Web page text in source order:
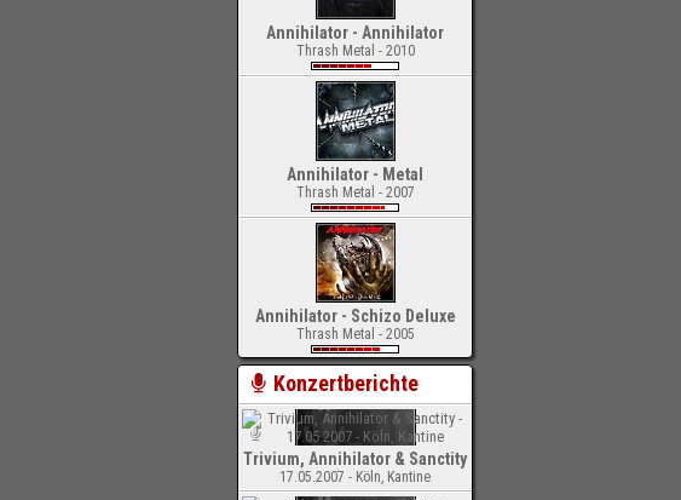
Annihilator - Annihilator
Thrash Metal - 2010
Annihilator - Metal
Thrash Metal - 2007
Annihilator - Schizo Deluxe
Thrash Metal - 2005
Konzertberichte
Trivium, Annihilator & Sanctity
17.05.2007 - Köln, Kantine